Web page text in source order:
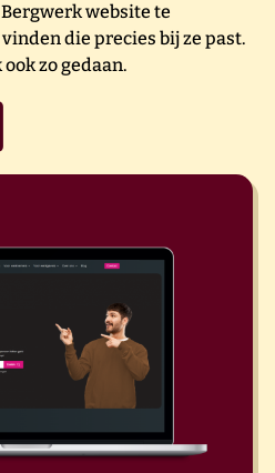
website te
die precies bij ze past.
zo gedaan.